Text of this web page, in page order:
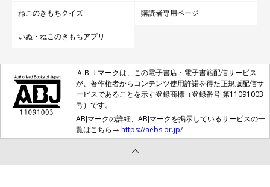
ねこのきもちクイズ 購読者専用ページ
いぬ・ねこのきもちアプリ
ＡＢＪマークは、この電子書店・電子書籍配信サービス
が、著作権者からコンテンツ使用許諾を得た正規版配信サ
ービスであることを示す登録商標（登録番号 第11091003
号）です。
ABJマークの詳細、ABJマークを掲示しているサービスの一
覧はこちら→ https://aebs.or.jp/